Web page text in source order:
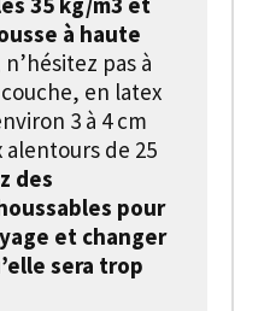
à haute
pas à
en latex
3 à 4 cm
alentours de 25
des
pour
et changer
sera trop